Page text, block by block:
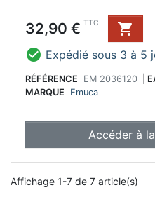
Prix
32,90 € TTC

 Expédié sous 3 à 5
RÉFÉRENCE EM 2036120
MARQUE
Emuca
Accéder à
Affichage 1-7 de 7 article(s)